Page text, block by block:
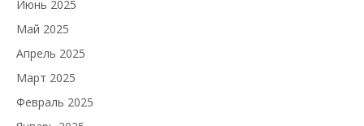
Июнь 2025
Май 2025
Апрель 2025
Март 2025
Февраль 2025